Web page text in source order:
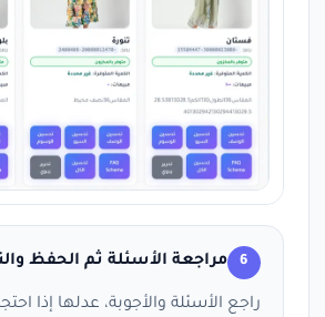
6 مراجعة الأسئلة ثم الحفظ
راجع الأسئلة والأجوبة، عدلها إذا